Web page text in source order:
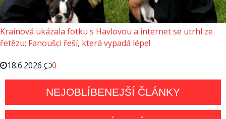
Krainová ukázala fotku s Havlovou a internet se utrhl ze
řetězu: Fanoušci řeší, která vypadá lépe!
18.6.2026
0
NEJOBLÍBENEJŠÍ ČLÁNKY